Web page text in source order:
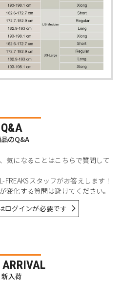
Q&A
のQ&A
気になることはこちらで質問して
スタッフがお答えします！
化する質問は避けてください。
ログインが必要です
ARRIVAL
新入荷